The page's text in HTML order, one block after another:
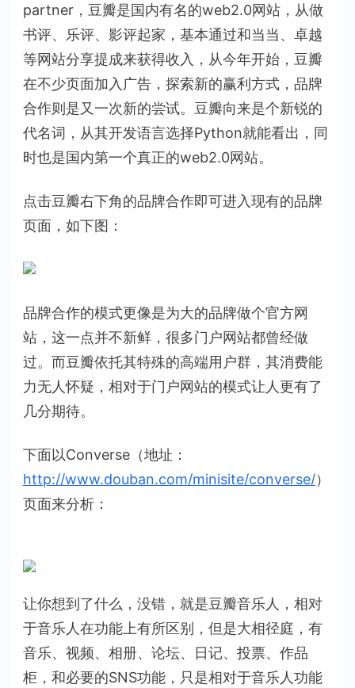
瓣
的
新
盈
利
模
式
partner，豆瓣是国内有名的web2.0网站，从做
书评、乐评、影评起家，基本通过和当当、卓越
等网站分享提成来获得收入，从今年开始，豆瓣
在不少页面加入广告，探索新的赢利方式，品牌
合作则是又一次新的尝试。豆瓣向来是个新锐的
代名词，从其开发语言选择Python就能看出，同
时也是国内第一个真正的web2.0网站。
点击豆瓣右下角的品牌合作即可进入现有的品牌
页面，如下图：
品牌合作的模式更像是为大的品牌做个官方网
站，这一点并不新鲜，很多门户网站都曾经做
过。而豆瓣依托其特殊的高端用户群，其消费能
力无人怀疑，相对于门户网站的模式让人更有了
几分期待。
下面以Converse（地址：
http://www.douban.com/minisite/converse/）
页面来分析：
让你想到了什么，没错，就是豆瓣音乐人，相对
于音乐人在功能上有所区别，但是大相径庭，有
音乐、视频、相册、论坛、日记、投票、作品
柜，和必要的SNS功能，只是相对于音乐人功能